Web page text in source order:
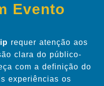
Evento
requer atenção aos
clara do público-
com a definição do
experiências os